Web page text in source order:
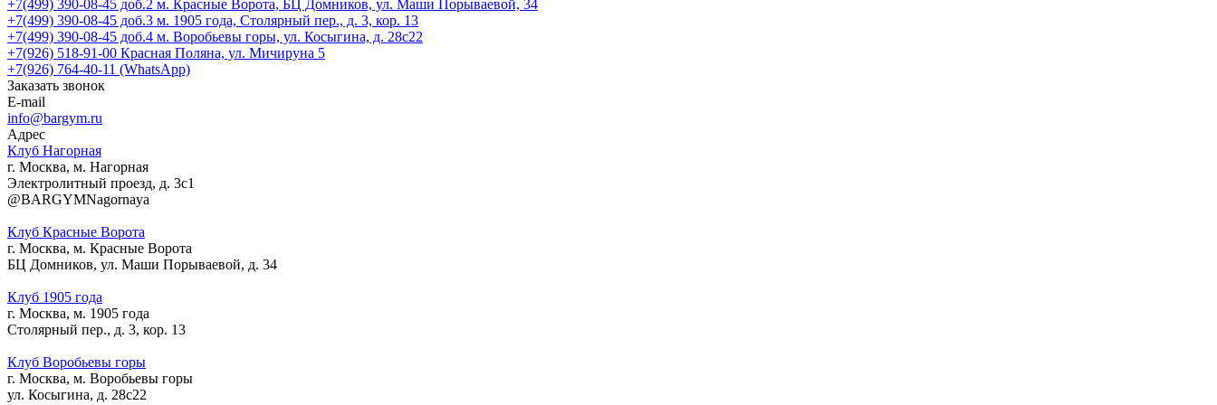
+7(499) 390-08-45 доб.2 м. Красные Ворота, БЦ Домников, ул. Маши Порываевой, 34
+7(499) 390-08-45 доб.3 м. 1905 года, Столярный пер., д. 3, кор. 13
+7(499) 390-08-45 доб.4 м. Воробьевы горы, ул. Косыгина, д. 28с22
+7(926) 518-91-00 Красная Поляна, ул. Мичируна 5
+7(926) 764-40-11 (WhatsApp)
Заказать звонок
E-mail
info@bargym.ru
Адрес
Клуб Нагорная
г. Москва, м. Нагорная
Электролитный проезд, д. 3с1
@BARGYMNagornaya
Клуб Красные Ворота
г. Москва, м. Красные Ворота
БЦ Домников, ул. Маши Порываевой, д. 34
Клуб 1905 года
г. Москва, м. 1905 года
Столярный пер., д. 3, кор. 13
Клуб Воробьевы горы
г. Москва, м. Воробьевы горы
ул. Косыгина, д. 28с22